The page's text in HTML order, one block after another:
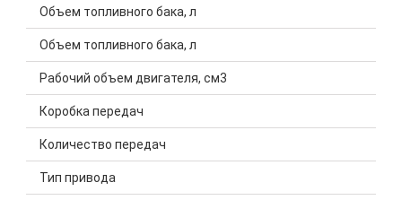
Объем топливного бака, л
Объем топливного бака, л
Рабочий объем двигателя, см3
Коробка передач
Количество передач
Тип привода